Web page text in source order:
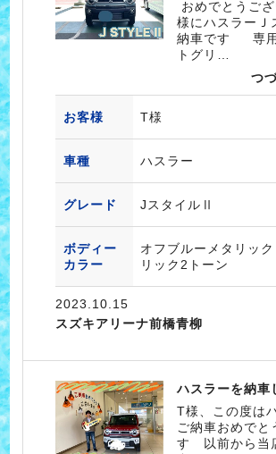
おめでとうご
様にハスラーＪ
納車です 専用
トグリ…
つ
お客様 T様
車種 ハスラー
グレード JスタイルⅡ
ボディー
カラー
オフブルーメタリッ
リック2トーン
2023.10.15
スズキアリーナ前橋青柳
ハスラーを納車
T様、この度は
ご納車おめでと
す 以前から当